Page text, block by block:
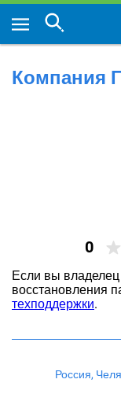
Компания
0
Если вы владелец
восстановления
техподдержки.
Россия,